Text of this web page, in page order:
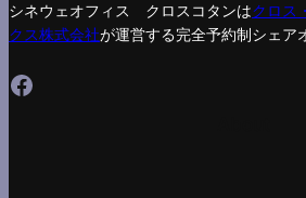
シネウェオフィス クロスコタンはクロス
クス株式会社が運営する完全予約制シェア
Facebook